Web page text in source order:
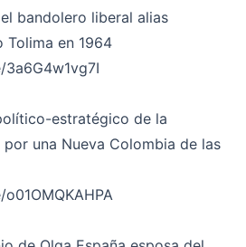
bandolero liberal alias
Tolima en 1964
estratégico de la
por una Nueva Colombia de las